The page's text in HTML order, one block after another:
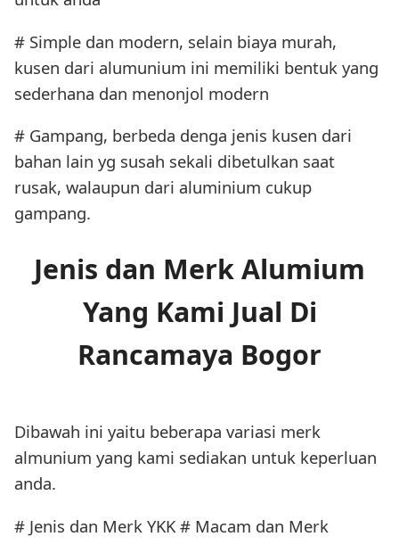
# Simple dan modern, selain biaya murah,
kusen dari alumunium ini memiliki bentuk yang
sederhana dan menonjol modern
# Gampang, berbeda denga jenis kusen dari
bahan lain yg susah sekali dibetulkan saat
rusak, walaupun dari aluminium cukup
gampang.
Jenis dan Merk Alumium
Yang Kami Jual Di
Rancamaya Bogor
Dibawah ini yaitu beberapa variasi merk
almunium yang kami sediakan untuk keperluan
anda.
# Jenis dan Merk YKK # Macam dan Merk